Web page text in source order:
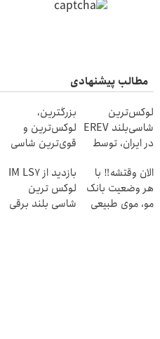
مطالب پیشنهادی
لوکس‌ترین
شاسی‌بلند EREV
در ایران، توسط
رونمایی شد!
بزرگترین،
لوکس‌ترین و
قوی‌ترین شاسی
ایران رونمایی شد
الان وقتشه‼️ با
هر وضعیت بانک
مو، موی طبیعی
بازدید از IM LS7
لوکس ترین
شاسی بلند برقی